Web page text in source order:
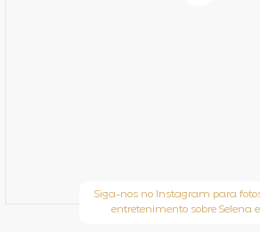
Siga-nos no Instagram para
entretenimento sobre Selena